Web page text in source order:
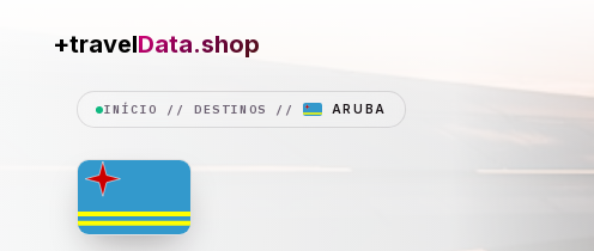
+travelConnection
INÍCIO //DESTINOS // ARUBA